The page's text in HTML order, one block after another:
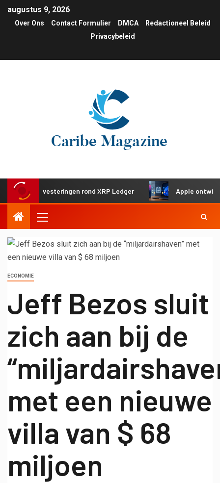
augustus 9, 2026
Over Ons Contact Formulier DMCA
Redactioneel Beleid
Privacybeleid
investeringen rond XRP Ledger Apple ontwikkelt
ECONOMIE
Jeff Bezos sluit
zich aan bij de
met een nieuwe
villa van $ 68
miljoen